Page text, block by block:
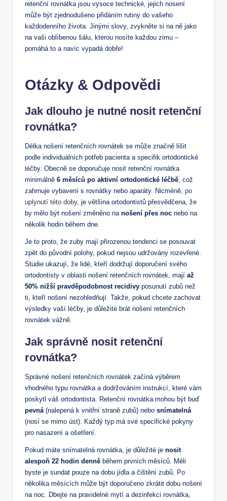
retenční rovnátka jsou vysoce technické, jejich nosení
může být zjednodušeno přidáním rutiny do vašeho
každodenního života. Jinými slovy, zvykněte si na ně jako
na vaši oblíbenou šálu, kterou nosíte každou zimu –
pomáhá to a navíc vypadá dobře!
Otázky & Odpovědi
Jak dlouho je nutné nosit retenční
rovnátka?
Délka nošení retenčních rovnátek se může značně lišit
podle individuálních potřeb pacienta a specifik ortodontické
léčby. Obecně se doporučuje nosit retenční rovnátka
minimálně 6 měsíců po aktivní ortodontické léčbě , což
zahrnuje vybavení s rovnátky nebo aparáty. Nicméně, po
uplynutí této doby, je většina ortodontistů přesvědčena, že
by mělo být nošení změněno na nošení přes noc nebo na
několik hodin během dne.
Je to proto, že zuby mají přirozenou tendenci se posouvat
zpět do původní polohy, pokud nejsou udržovány rozevřené.
Studie ukazují, že lidé, kteří dodržují doporučení svého
ortodontisty v oblasti nošení retenčních rovnátek, mají až
50% nižší pravděpodobnost recidivy posunutí zubů než
ti, kteří nošení nezohledňují. Takže, pokud chcete zachovat
výsledky vaší léčby, je důležité brát nošení retenčních
rovnátek vážně.
Jak správně nosit retenční
rovnátka?
Správné nošení retenčních rovnátek začíná výběrem
vhodného typu rovnátka a dodržováním instrukcí, které vám
poskytl váš ortodontista. Retenční rovnátka mohou být buď
pevná (nalepená k vnitřní straně zubů) nebo snímatelná
(nosí se mimo úst). Každý typ má své specifické pokyny
pro nasazení a ošetření.
Pokud máte snímatelná rovnátka, je důležité je nosit
alespoň 22 hodin denně během prvních měsíců. Měli
byste je sundat pouze na dobu jídla a čištění zubů. Po
několika měsících může být doporučeno zkrátit dobu nošení
na noc. Dbejte na pravidelné mytí a dezinfekci rovnátka,